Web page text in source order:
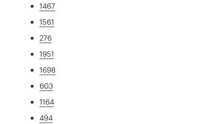
1467
1561
276
1951
1698
603
1164
494